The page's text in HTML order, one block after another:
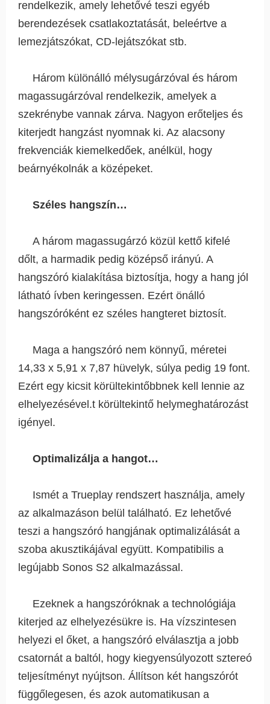
rendelkezik, amely lehetővé teszi egyéb
berendezések csatlakoztatását, beleértve a
lemezjátszókat, CD-lejátszókat stb.
Három különálló mélysugárzóval és három
magassugárzóval rendelkezik, amelyek a
szekrénybe vannak zárva. Nagyon erőteljes és
kiterjedt hangzást nyomnak ki. Az alacsony
frekvenciák kiemelkedőek, anélkül, hogy
beárnyékolnák a középeket.
Széles hangszín…
A három magassugárzó közül kettő kifelé
dőlt, a harmadik pedig középső irányú. A
hangszóró kialakítása biztosítja, hogy a hang jól
látható ívben keringessen. Ezért önálló
hangszóróként ez széles hangteret biztosít.
Maga a hangszóró nem könnyű, méretei
14,33 x 5,91 x 7,87 hüvelyk, súlya pedig 19 font.
Ezért egy kicsit körültekintőbbnek kell lennie az
elhelyezésével.t körültekintő helymeghatározást
igényel.
Optimalizálja a hangot…
Ismét a Trueplay rendszert használja, amely
az alkalmazáson belül található. Ez lehetővé
teszi a hangszóró hangjának optimalizálását a
szoba akusztikájával együtt. Kompatibilis a
legújabb Sonos S2 alkalmazással.
Ezeknek a hangszóróknak a technológiája
kiterjed az elhelyezésükre is. Ha vízszintesen
helyezi el őket, a hangszóró elválasztja a jobb
csatornát a baltól, hogy kiegyensúlyozott sztereó
teljesítményt nyújtson. Állítson két hangszórót
függőlegesen, és azok automatikusan a